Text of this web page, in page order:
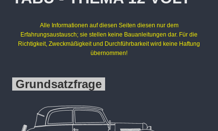
Alle Informationen auf diesen Seiten diesen nur dem
Erfahrungsaustausch; sie stellen keine Bauanleitungen dar. Für die
Richtigkeit, Zweckmäßigkeit und Durchführbarkeit wird keine Haftung
übernommen!
Grundsatzfrage